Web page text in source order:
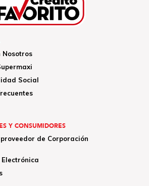
Nosotros
Social
Y CONSUMIDORES
de Corporación